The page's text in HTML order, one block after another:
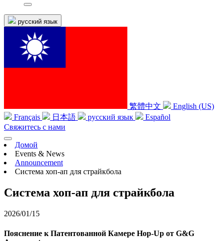
русский язык
繁體中文
English (US)
Français
日本語 русский язык
Español
Свяжитесь с нами
Домой
Events & News
Announcement
Система хоп-ап для страйкбола
Система хоп-ап для страйкбола
2026/01/15
Пояснение к Патентованной Камере Hop-Up от G&G